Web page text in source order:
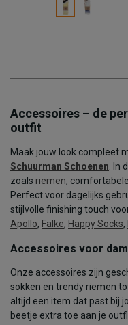
Accessoires – de
outfit
Maak jouw look compleet
Schuurman Schoenen .
zoals riemen, comfortabele
Perfect voor dagelijks
stijlvolle finishing touch
Apollo, Falke, Happy Socks,
Accessoires voor
Onze accessoires zijn
sokken en trendy riemen
altijd een item dat past bij
beetje extra toe aan je